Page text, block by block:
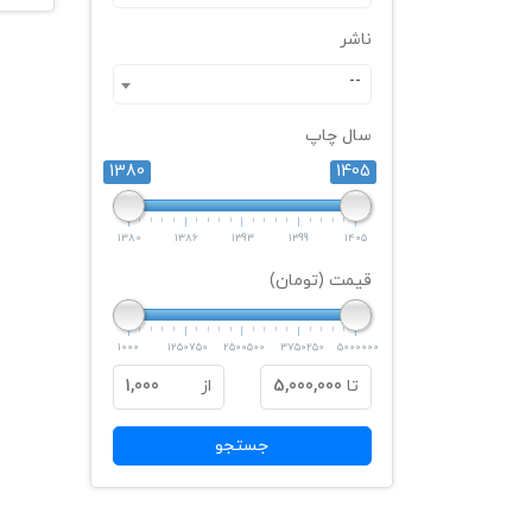
ناشر
--
سال چاپ
1380
1405
1380 1386 1393 1399 1405
قیمت (تومان)
1000 1250750 2500500 3750250 5000000
تا 5,000,000 از 1,000
جستجو